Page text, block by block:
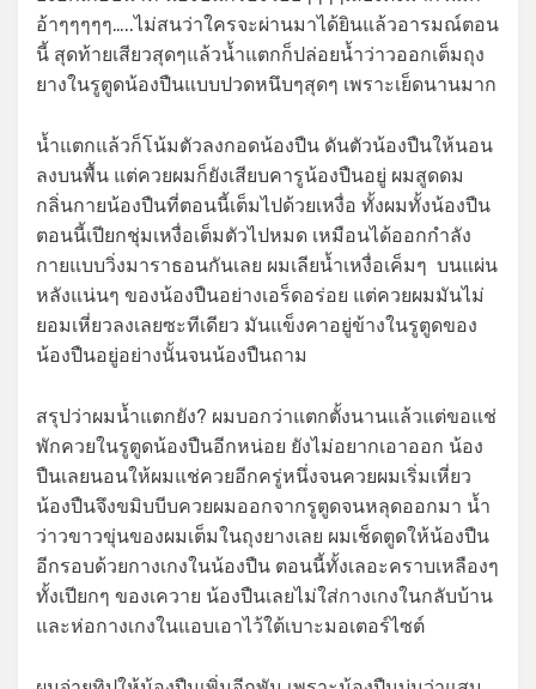
อ้าๆๆๆๆๆ…..ไม่สนว่าใครจะผ่านมาได้ยินแล้วอารมณ์ตอน
นี้ สุดท้ายเสียวสุดๆแล้วน้ำแตกก็ปล่อยน้ำว่าวออกเต็มถุง
ยางในรูตูดน้องปืนแบบปวดหนึบๆสุดๆ เพราะเย็ดนานมาก
น้ำแตกแล้วก็โน้มตัวลงกอดน้องปืน ดันตัวน้องปืนให้นอน
ลงบนพื้น แต่ควยผมก็ยังเสียบคารูน้องปืนอยู่ ผมสูดดม
กลิ่นกายน้องปืนที่ตอนนี้เต็มไปด้วยเหงื่อ ทั้งผมทั้งน้องปืน
ตอนนี้เปียกชุ่มเหงื่อเต็มตัวไปหมด เหมือนได้ออกกำลัง
กายแบบวิ่งมาราธอนกันเลย ผมเลียน้ำเหงื่อเค็มๆ บนแผ่น
หลังแน่นๆ ของน้องปืนอย่างเอร็ดอร่อย แต่ควยผมมันไม่
ยอมเหี่ยวลงเลยซะทีเดียว มันแข็งคาอยู่ข้างในรูตูดของ
น้องปืนอยู่อย่างนั้นจนน้องปืนถาม
สรุปว่าผมน้ำแตกยัง? ผมบอกว่าแตกตั้งนานแล้วแต่ขอแช่
พักควยในรูตูดน้องปืนอีกหน่อย ยังไม่อยากเอาออก น้อง
ปืนเลยนอนให้ผมแช่ควยอีกครู่หนึ่งจนควยผมเริ่มเหี่ยว
น้องปืนจึงขมิบบีบควยผมออกจากรูตูดจนหลุดออกมา น้ำ
ว่าวขาวขุ่นของผมเต็มในถุงยางเลย ผมเช็ดตูดให้น้องปืน
อีกรอบด้วยกางเกงในน้องปืน ตอนนี้ทั้งเลอะคราบเหลืองๆ
ทั้งเปียกๆ ของเควาย น้องปืนเลยไม่ใส่กางเกงในกลับบ้าน
และห่อกางเกงในแอบเอาไว้ใต้เบาะมอเตอร์ไซต์